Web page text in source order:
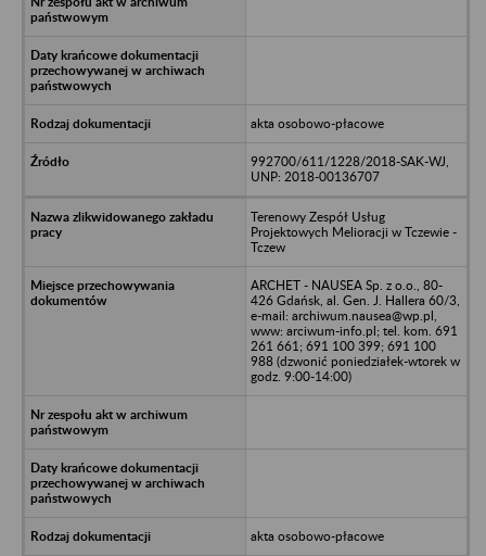
akta osobowo-płacowe
992700/611/1228/2018-SAK-WJ,
UNP: 2018-00136707
Terenowy Zespół Usług
Projektowych Melioracji w Tczewie -
Tczew
ARCHET - NAUSEA Sp. z o.o., 80-
426 Gdańsk, al. Gen. J. Hallera 60/3,
e-mail: archiwum.nausea@wp.pl,
www: arciwum-info.pl; tel. kom. 691
261 661; 691 100 399; 691 100
988 (dzwonić poniedziałek-wtorek w
godz. 9:00-14:00)
akta osobowo-płacowe